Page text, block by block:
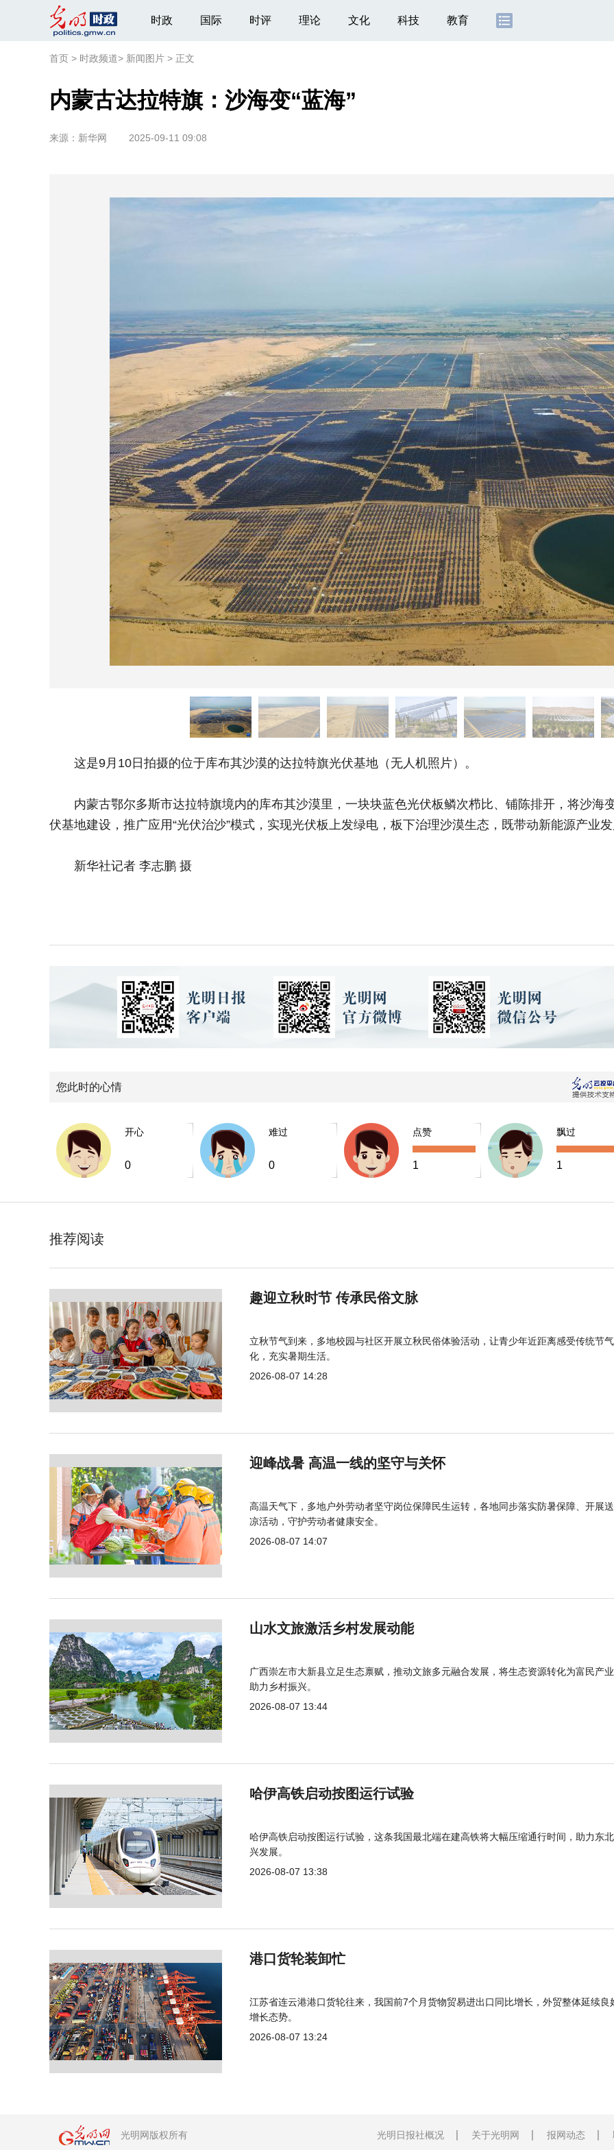
时政 国际 时评 理论 文化 科技 教育
首页 > 时政频道> 新闻图片 > 正文
内蒙古达拉特旗：沙海变“蓝海”
来源： 新华网 2025-09-11 09:08
这是9月10日拍摄的位于库布其沙漠的达拉特旗光伏基地（无人机照片）。
内蒙古鄂尔多斯市达拉特旗境内的库布其沙漠里，一块块蓝色光伏板鳞次栉比、铺陈排开，将沙海
伏基地建设，推广应用“光伏治沙”模式，实现光伏板上发绿电，板下治理沙漠生态，既带动新能源产业
新华社记者 李志鹏 摄
您此时的心情
开心
0
难过
0
点赞
1
飘过
1
推荐阅读
趣迎立秋时节 传承民俗文脉
立秋节气到来，多地校园与社区开展立秋民俗体验活动，让青少年近距离感受传统节
化，充实暑期生活。
2026-08-07 14:28
迎峰战暑 高温一线的坚守与关怀
高温天气下，多地户外劳动者坚守岗位保障民生运转，各地同步落实防暑保障、开展
凉活动，守护劳动者健康安全。
2026-08-07 14:07
山水文旅激活乡村发展动能
广西崇左市大新县立足生态禀赋，推动文旅多元融合发展，将生态资源转化为富民产
助力乡村振兴。
2026-08-07 13:44
哈伊高铁启动按图运行试验
哈伊高铁启动按图运行试验，这条我国最北端在建高铁将大幅压缩通行时间，助力东
兴发展。
2026-08-07 13:38
港口货轮装卸忙
江苏省连云港港口货轮往来，我国前7个月货物贸易进出口同比增长，外贸整体延续良
增长态势。
2026-08-07 13:24
光明网版权所有 光明日报社概况 关于光明网 报网动态